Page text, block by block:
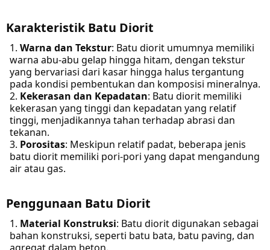
Karakteristik Batu Diorit
Warna dan Tekstur: Batu diorit umumnya memiliki
warna abu-abu gelap hingga hitam, dengan tekstur
yang bervariasi dari kasar hingga halus tergantung
pada kondisi pembentukan dan komposisi mineralnya.
Kekerasan dan Kepadatan: Batu diorit memiliki
kekerasan yang tinggi dan kepadatan yang relatif
tinggi, menjadikannya tahan terhadap abrasi dan
tekanan.
Porositas: Meskipun relatif padat, beberapa jenis
batu diorit memiliki pori-pori yang dapat mengandung
air atau gas.
Penggunaan Batu Diorit
Material Konstruksi: Batu diorit digunakan sebagai
bahan konstruksi, seperti batu bata, batu paving, dan